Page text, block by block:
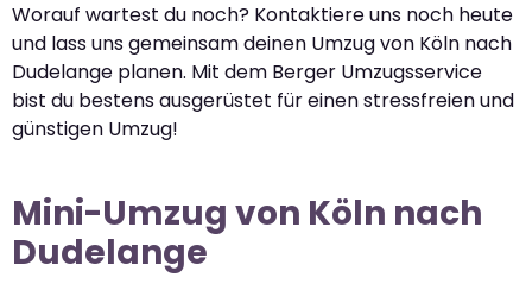
Worauf wartest du noch? Kontaktiere uns noch heute
und lass uns gemeinsam deinen Umzug von Köln nach
Dudelange planen. Mit dem Berger Umzugsservice
bist du bestens ausgerüstet für einen stressfreien und
günstigen Umzug!
Mini-Umzug von Köln nach
Dudelange